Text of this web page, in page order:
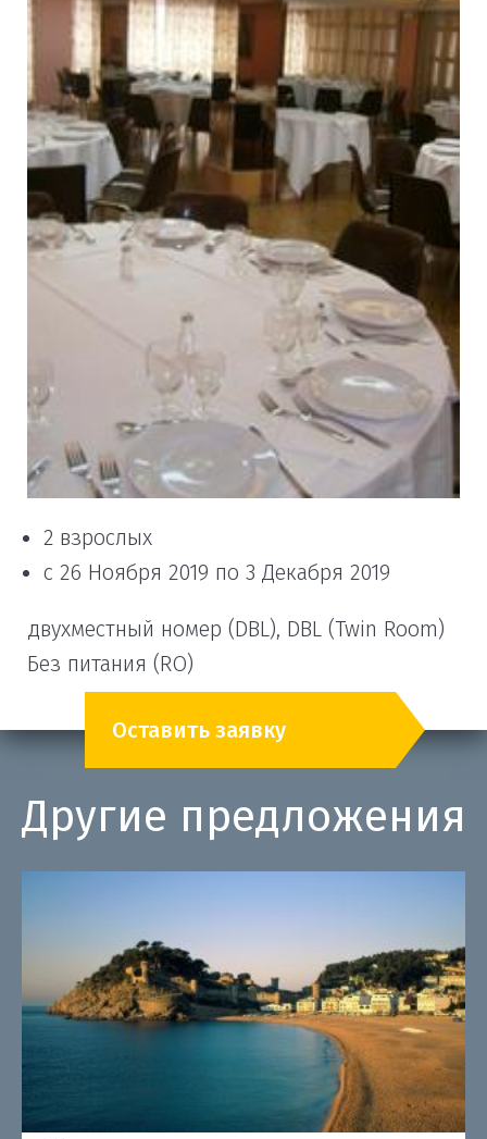
2 взрослых
с 26 Ноября 2019 по 3 Декабря 2019
двухместный номер (DBL), DBL (Twin Room)
Без питания (RO)
Оставить заявку
Другие предложения